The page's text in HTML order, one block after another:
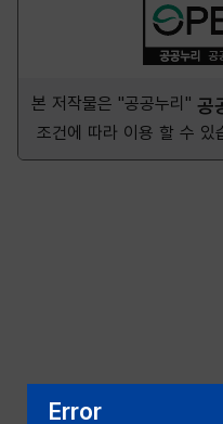
본 저작물은 "공공누리" 공
조건에 따라 이용 할 수 있
Error